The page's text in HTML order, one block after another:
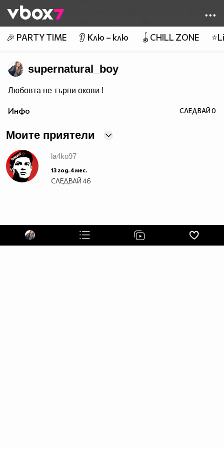
👾
🎉 PARTY TIME 👂 Клю – клю 🪀CHILL ZONE
supernatural_boy
Любовта не търпи окови !
Инфо СЛЕДВАЙ0
Моите приятели
la4ko97
13 год. 4 мес.
СЛЕДВАЙ46